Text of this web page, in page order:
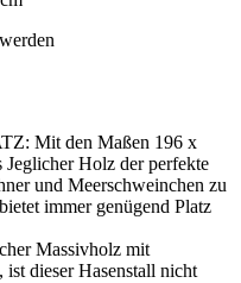
Mit den Maßen 196 x
Jeglicher Holz der perfekte
und Meerschweinchen zu
immer genügend Platz
Massivholz mit
dieser Hasenstall nicht